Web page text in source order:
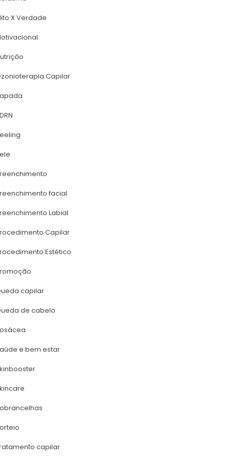
X Verdade
Capilar
facial
Labial
Capilar
Estético
capilar
de cabelo
e bem estar
capilar